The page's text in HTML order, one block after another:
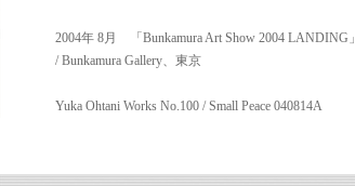
2004年 8月 「Bunkamura Art Show 2004 LANDING」
/ Bunkamura Gallery、東京
Yuka Ohtani Works No.100 /Small Peace 040814A